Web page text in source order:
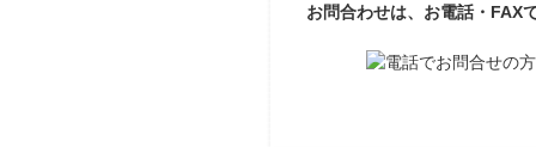
お問合わせは、お電話・FAX